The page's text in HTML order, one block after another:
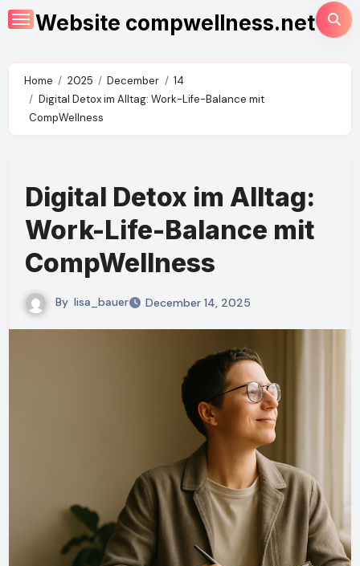
Skip
to
Website compwellness.net
Home 2025 December
14
Digital Detox im Alltag: Work-Life-Balance mit
CompWellness
Digital Detox im Alltag:
Work-Life-Balance mit
CompWellness
By lisa_bauer December 14, 2025